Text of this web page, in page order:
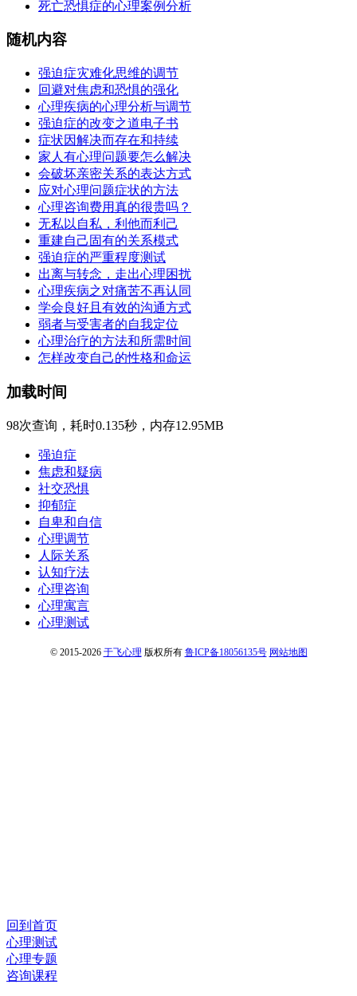
死亡恐惧症的心理案例分析
随机内容
强迫症灾难化思维的调节
回避对焦虑和恐惧的强化
心理疾病的心理分析与调节
强迫症的改变之道电子书
症状因解决而存在和持续
家人有心理问题要怎么解决
会破坏亲密关系的表达方式
应对心理问题症状的方法
心理咨询费用真的很贵吗？
无私以自私，利他而利己
重建自己固有的关系模式
强迫症的严重程度测试
出离与转念，走出心理困扰
心理疾病之对痛苦不再认同
学会良好且有效的沟通方式
弱者与受害者的自我定位
心理治疗的方法和所需时间
怎样改变自己的性格和命运
加载时间
98次查询，耗时0.135秒，内存12.95MB
强迫症
焦虑和疑病
社交恐惧
抑郁症
自卑和自信
心理调节
人际关系
认知疗法
心理咨询
心理寓言
心理测试
© 2015-2026 于飞心理 版权所有 鲁ICP备18056135号 网站地图
回到首页
心理测试
心理专题
咨询课程